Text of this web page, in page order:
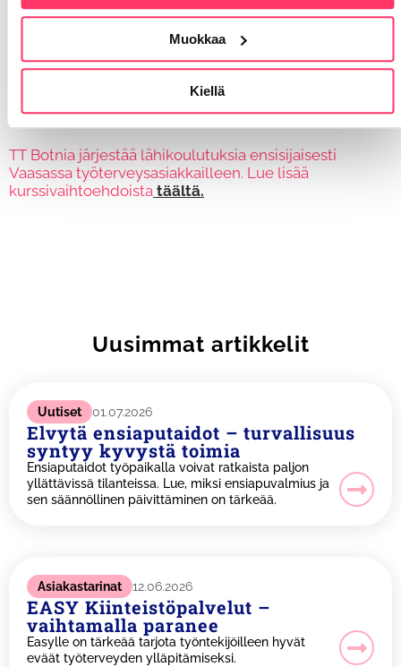
Muokkaa
Kiellä
Milloin viimeksi työpaikallanne
elvytettiin ensiaputaidot?
TT Botnia järjestää lähikoulutuksia ensisijaisesti
Vaasassa työterveysasiakkailleen. Lue lisää
kurssivaihtoehdoista täältä.
Uusimmat artikkelit
Uutiset 01.07.2026
Elvytä ensiaputaidot – turvallisuus
syntyy kyvystä toimia
Ensiaputaidot työpaikalla voivat ratkaista paljon
yllättävissä tilanteissa. Lue, miksi ensiapuvalmius ja
sen säännöllinen päivittäminen on tärkeää.
Asiakastarinat 12.06.2026
EASY Kiinteistöpalvelut –
vaihtamalla paranee
Easylle on tärkeää tarjota työntekijöilleen hyvät
eväät työterveyden ylläpitämiseksi.